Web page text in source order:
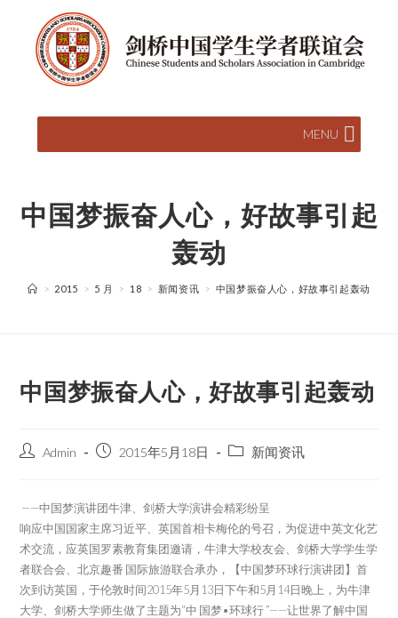
MENU
中国梦振奋人心，好故事引起
轰动
> 2015 > 5 月 > 18 > 新闻资讯 > 中国梦振奋人心，好故事引起轰动
中国梦振奋人心，好故事引起轰动
Admin 2015年5月18日 新闻资讯
——中国梦演讲团牛津、剑桥大学演讲会精彩纷呈
响应中国国家主席习近平、英国首相卡梅伦的号召，为促进中英文化艺
术交流，应英国罗素教育集团邀请，牛津大学校友会、剑桥大学学生学
者联合会、北京趣番 国际旅游联合承办，【中国梦环球行演讲团】首
次到访英国，于伦敦时间2015年5月13日下午和5月14日晚上，为牛津
大学、剑桥大学师生做了主题为“中 国梦•环球行 ”——让世界了解中国